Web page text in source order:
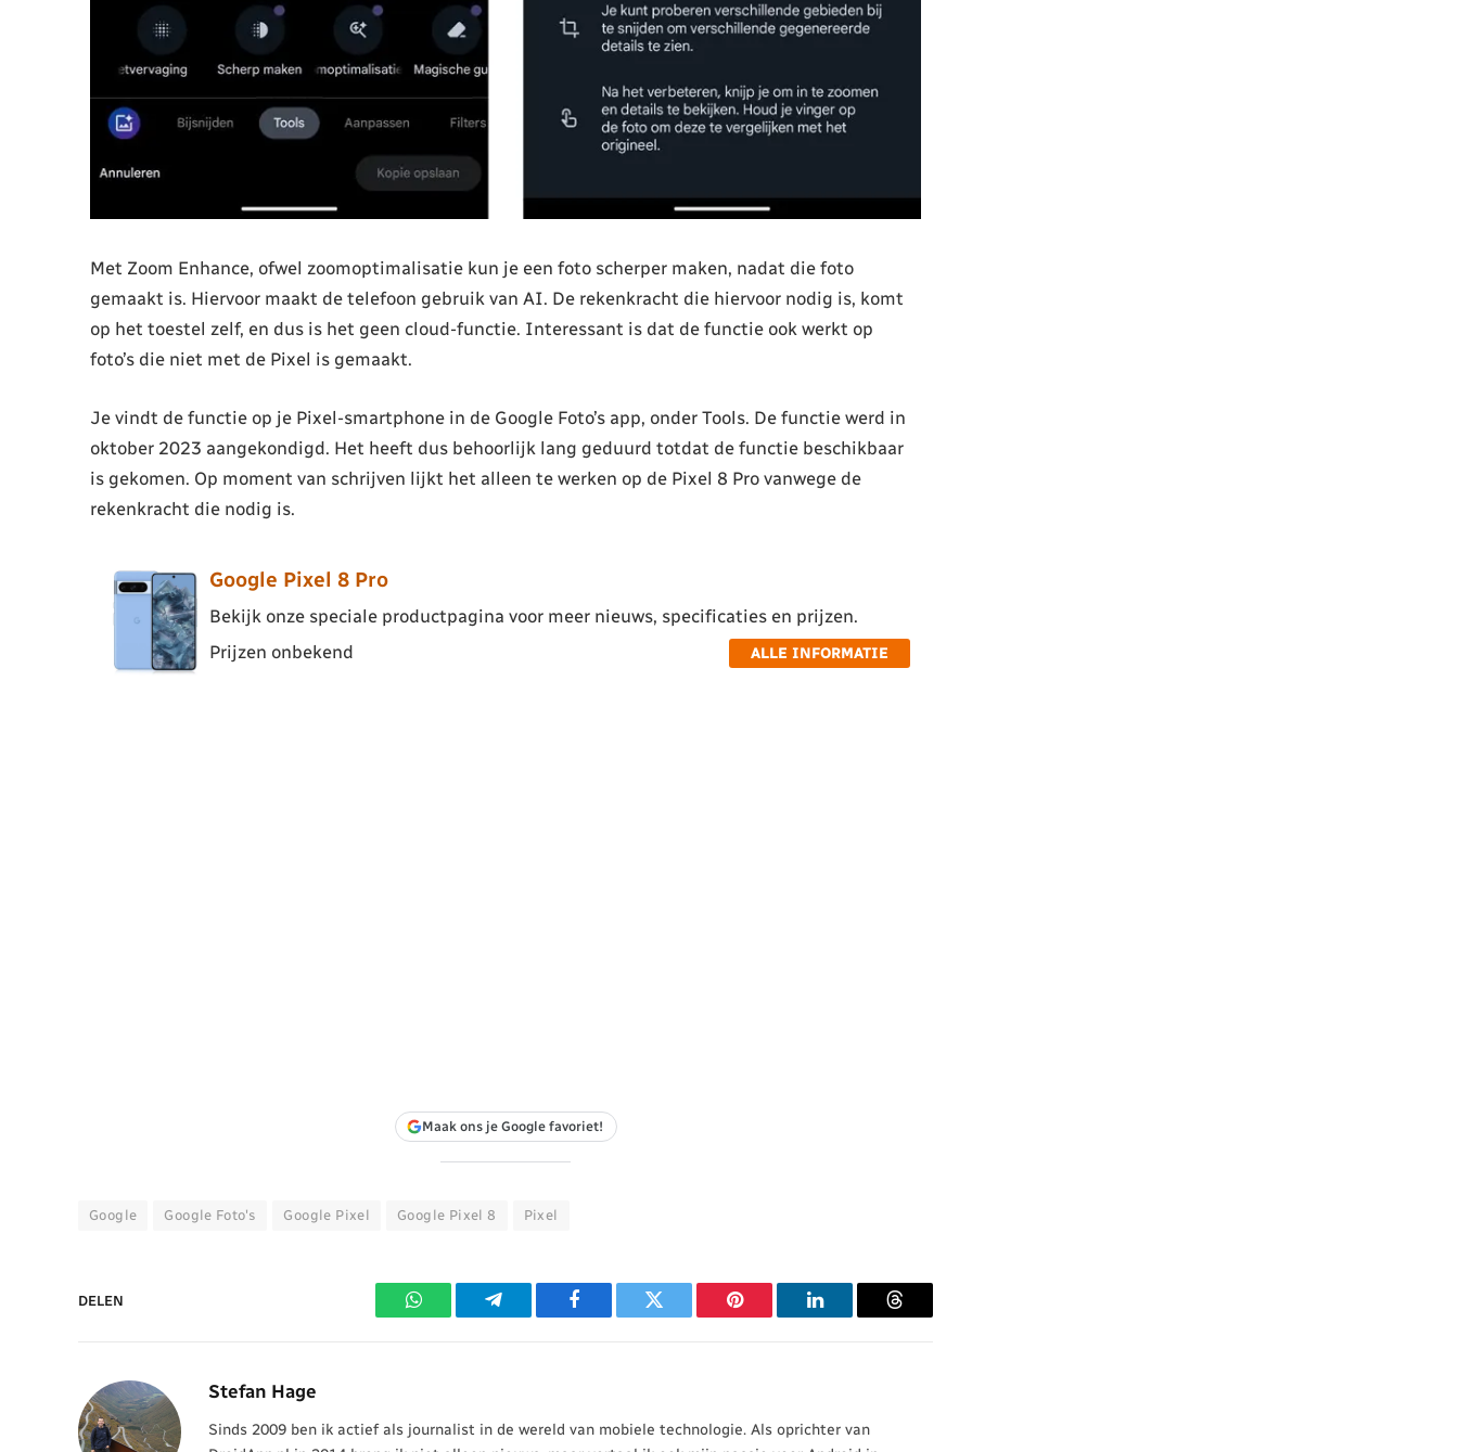
Met Zoom Enhance, ofwel zoomoptimalisatie kun je een foto scherper maken, nadat die foto
gemaakt is. Hiervoor maakt de telefoon gebruik van AI. De rekenkracht die hiervoor nodig is, komt
op het toestel zelf, en dus is het geen cloud-functie. Interessant is dat de functie ook werkt op
foto’s die niet met de Pixel is gemaakt.
Je vindt de functie op je Pixel-smartphone in de Google Foto’s app, onder Tools. De functie werd in
oktober 2023 aangekondigd. Het heeft dus behoorlijk lang geduurd totdat de functie beschikbaar
is gekomen. Op moment van schrijven lijkt het alleen te werken op de Pixel 8 Pro vanwege de
rekenkracht die nodig is.
Google Pixel 8 Pro
Bekijk onze speciale productpagina voor meer nieuws, specificaties en prijzen.
Prijzen onbekend
ALLE INFORMATIE
Maak ons je Google favoriet!
Google Google Foto's Google Pixel Google Pixel 8 Pixel
DELEN
WhatsAppTelegram Facebook Twitter Pinterest LinkedIn Threads
Stefan Hage
Sinds 2009 ben ik actief als journalist in de wereld van mobiele technologie. Als oprichter van